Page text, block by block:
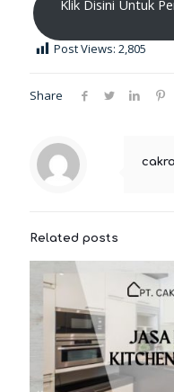
Klik Disini Untuk
Post Views: 2,805
Share
Related posts